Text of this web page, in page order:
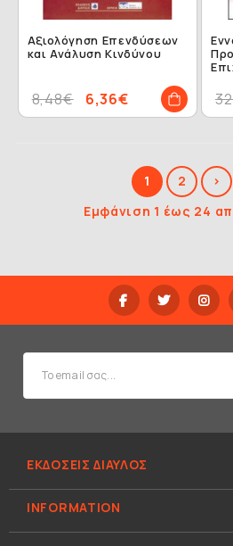
Αξιολόγηση Επενδύσεων
και Ανάλυση Κινδύνου
6,36€
8,48€
1 2 >
Εμφάνιση 1 έως 24
ΕΚΔΟΣΕΙΣ ΔΙΑΥΛΟΣ
INFORMATION